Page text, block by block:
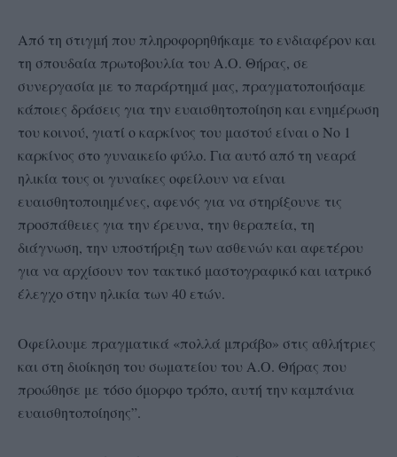
Από τη στιγμή που πληροφορηθήκαμε το ενδιαφέρον και
τη σπουδαία πρωτοβουλία του Α.Ο. Θήρας, σε
συνεργασία με το παράρτημά μας, πραγματοποιήσαμε
κάποιες δράσεις για την ευαισθητοποίηση και ενημέρωση
του κοινού, γιατί ο καρκίνος του μαστού είναι ο Νο 1
καρκίνος στο γυναικείο φύλο. Για αυτό από τη νεαρά
ηλικία τους οι γυναίκες οφείλουν να είναι
ευαισθητοποιημένες, αφενός για να στηρίξουνε τις
προσπάθειες για την έρευνα, την θεραπεία, τη
διάγνωση, την υποστήριξη των ασθενών και αφετέρου
για να αρχίσουν τον τακτικό μαστογραφικό και ιατρικό
έλεγχο στην ηλικία των 40 ετών.
Οφείλουμε πραγματικά «πολλά μπράβο» στις αθλήτριες
και στη διοίκηση του σωματείου του Α.Ο. Θήρας που
προώθησε με τόσο όμορφο τρόπο, αυτή την καμπάνια
ευαισθητοποίησης”.